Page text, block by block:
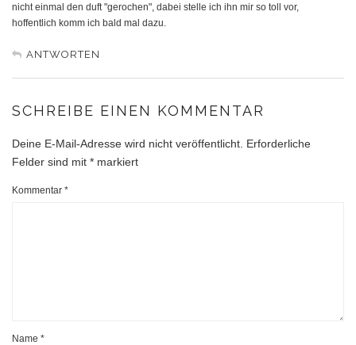
nicht einmal den duft "gerochen", dabei stelle ich ihn mir so toll vor,
hoffentlich komm ich bald mal dazu.
ANTWORTEN
SCHREIBE EINEN KOMMENTAR
Deine E-Mail-Adresse wird nicht veröffentlicht. Erforderliche
Felder sind mit * markiert
Kommentar *
Name *